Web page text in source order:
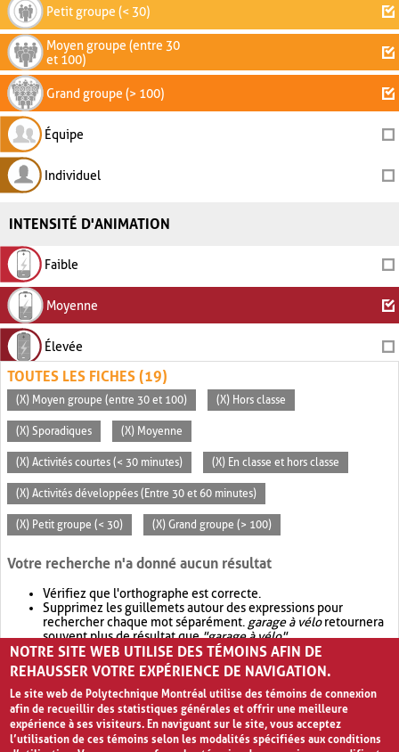
Petit groupe (< 30)
Moyen groupe (entre 30
et 100)
Grand groupe (> 100)
Équipe
Individuel
INTENSITÉ D'ANIMATION
Faible
Moyenne
Élevée
TOUTES LES FICHES (19)
(X) Moyen groupe (entre 30 et 100) (X) Hors classe
(X) Sporadiques (X) Moyenne
(X) Activités courtes (< 30 minutes) (X) En classe et hors classe
(X) Activités développées (Entre 30 et 60 minutes)
(X) Petit groupe (< 30) (X) Grand groupe (> 100)
Votre recherche n'a donné aucun résultat
Vérifiez que l'orthographe est correcte.
Supprimez les guillemets autour des expressions pour
rechercher chaque mot séparément. garage à véloretournera
souvent plus de résultat que"garage à vélo".
Envisagez d'élargir votre recherche avec OR.garage OR vélo
retournera souvent plus de résultat quegarage à vélo
NOTRE SITE WEB UTILISE DES TÉMOINS AFIN DE
REHAUSSER VOTRE EXPÉRIENCE DE NAVIGATION.
Le site web de Polytechnique Montréal utilise des témoins de connexion
afin de recueillir des statistiques générales et offrir une meilleure
expérience à ses visiteurs. En naviguant sur le site, vous acceptez
l’utilisation de ces témoins selon les modalités spécifiées aux conditions